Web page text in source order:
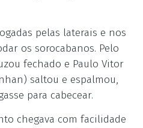
pelas laterais e nos
os sorocabanos. Pelo
fechado e Paulo Vitor
saltou e espalmou,
para cabecear.
chegava com facilidade